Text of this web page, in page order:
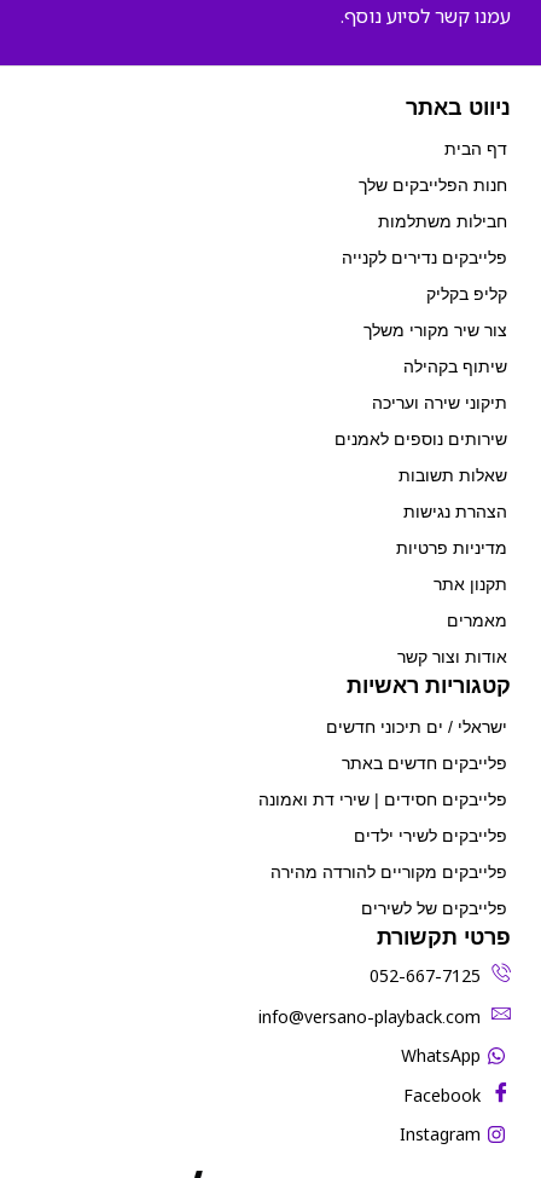
עמנו קשר לסיוע נוסף.
ניווט באתר
דף הבית
חנות הפלייבקים שלך
חבילות משתלמות
פלייבקים נדירים לקנייה
קליפ בקליק
צור שיר מקורי משלך
שיתוף בקהילה
תיקוני שירה ועריכה
שירותים נוספים לאמנים
שאלות תשובות
הצהרת נגישות
מדיניות פרטיות
תקנון אתר
מאמרים
אודות וצור קשר
קטגוריות ראשיות
ישראלי / ים תיכוני חדשים
פלייבקים חדשים באתר
פלייבקים חסידים | שירי דת ואמונה
פלייבקים לשירי ילדים
פלייבקים מקוריים להורדה מהירה
פלייבקים של לשירים
פרטי תקשורת
052-667-7125
‫info@versano-playback.com‬
WhatsApp
Facebook
Instagram